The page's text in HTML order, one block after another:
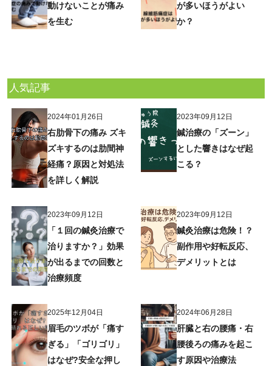
動けないことが痛み
を生む
が多いほうがよい
か？
人気記事
2024年01月26日
右肋骨下の痛み ズキ
ズキするのは肋間神
経痛？原因と対処法
を詳しく解説
2023年09月12日
鍼治療の「ズーン」
とした響きはなぜ起
こる？
2023年09月12日
「１回の鍼灸治療で
治りますか？」効果
が出るまでの回数と
治療頻度
2023年09月12日
鍼灸治療は危険！？
副作用や好転反応、
デメリットとは
2025年12月04日
眉毛のツボが「痛す
ぎる」「ゴリゴリ」
はなぜ?安全な押し
2024年06月28日
肝臓と右の腰痛・右
腰後ろの痛みを起こ
す原因や治療法